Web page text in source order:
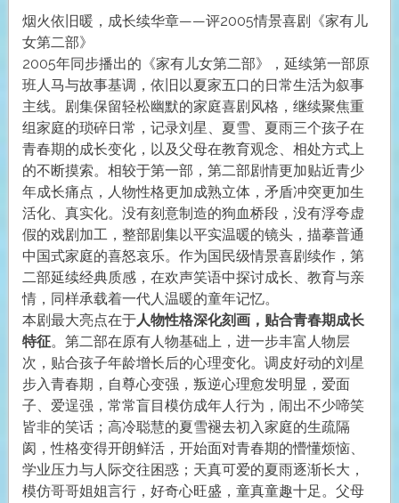
烟火依旧暖，成长续华章——评2005情景喜剧《家有儿
女第二部》
2005年同步播出的《家有儿女第二部》，延续第一部原
班人马与故事基调，依旧以夏家五口的日常生活为叙事
主线。剧集保留轻松幽默的家庭喜剧风格，继续聚焦重
组家庭的琐碎日常，记录刘星、夏雪、夏雨三个孩子在
青春期的成长变化，以及父母在教育观念、相处方式上
的不断摸索。相较于第一部，第二部剧情更加贴近青少
年成长痛点，人物性格更加成熟立体，矛盾冲突更加生
活化、真实化。没有刻意制造的狗血桥段，没有浮夸虚
假的戏剧加工，整部剧集以平实温暖的镜头，描摹普通
中国式家庭的喜怒哀乐。作为国民级情景喜剧续作，第
二部延续经典质感，在欢声笑语中探讨成长、教育与亲
情，同样承载着一代人温暖的童年记忆。
本剧最大亮点在于人物性格深化刻画，贴合青春期成长
特征。第二部在原有人物基础上，进一步丰富人物层
次，贴合孩子年龄增长后的心理变化。调皮好动的刘星
步入青春期，自尊心变强，叛逆心理愈发明显，爱面
子、爱逞强，常常盲目模仿成年人行为，闹出不少啼笑
皆非的笑话；高冷聪慧的夏雪褪去初入家庭的生疏隔
阂，性格变得开朗鲜活，开始面对青春期的懵懂烦恼、
学业压力与人际交往困惑；天真可爱的夏雨逐渐长大，
模仿哥哥姐姐言行，好奇心旺盛，童真童趣十足。父母